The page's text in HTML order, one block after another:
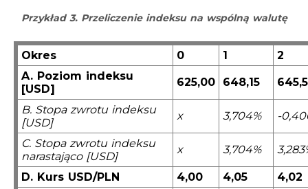
Przykład 3. Przeliczenie indeksu na wspólną walutę
Okres 0 1
2
A. Poziom indeksu
[USD]
625,00 648,15
B. Stopa zwrotu indeksu
[USD]
x 3,704% -
C. Stopa zwrotu indeksu
narastająco [USD]
x 3,704%
D. Kurs USD/PLN 4,00 4,05
4,02